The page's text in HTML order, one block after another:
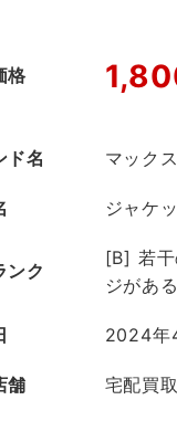
格
ド名 マック
ジャケ
ンク
[B] 若干
ジがあ
2024年
舗 宅配買